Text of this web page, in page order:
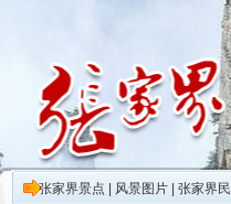
张家界景点 风景图片 张家界